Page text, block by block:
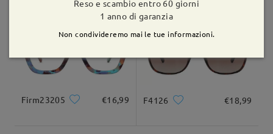
Firm23205 €16,99 F4126 €18,99
Reso e scambio entro 60 giorni
1 anno di garanzia
Non condivideremo mai le tue informazioni.